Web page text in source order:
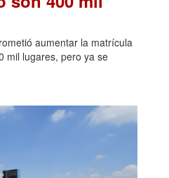
aumentar la matrícula
mil lugares, pero ya se